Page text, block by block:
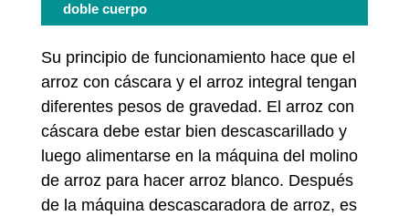
doble cuerpo
Su principio de funcionamiento hace que el
arroz con cáscara y el arroz integral tengan
diferentes pesos de gravedad. El arroz con
cáscara debe estar bien descascarillado y
luego alimentarse en la máquina del molino
de arroz para hacer arroz blanco. Después
de la máquina descascaradora de arroz, es